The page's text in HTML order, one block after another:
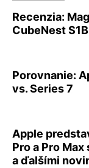
Recenzia:
CubeNest
Porovnanie:
vs. Series 7
Apple
Pro a Pro
a ďalšími